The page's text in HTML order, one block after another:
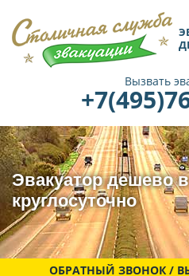
Вызвать
Эвакуатор дешево
круглосуточно
ОБРАТНЫЙ ЗВОНОК /